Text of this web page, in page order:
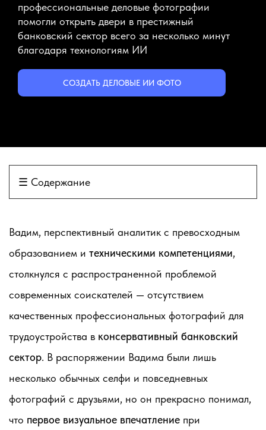
профессиональные деловые фотографии
помогли открыть двери в престижный
банковский сектор всего за несколько минут
благодаря технологиям ИИ
СОЗДАТЬ ДЕЛОВЫЕ ИИ ФОТО
☰ Содержание
Вадим, перспективный аналитик с превосходным
образованием и техническими компетенциями,
столкнулся с распространенной проблемой
современных соискателей — отсутствием
качественных профессиональных фотографий для
трудоустройства в консервативный банковский
сектор. В распоряжении Вадима были лишь
несколько обычных селфи и повседневных
фотографий с друзьями, но он прекрасно понимал,
что первое визуальное впечатление при